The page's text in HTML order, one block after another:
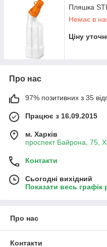
Пляшка
Немає в
Ціну
Про нас
97% позитивних з 35
Працює з 16.09.2015
м. Харків
проспект Байрона, 75,
Контакти
Сьогодні вихідний
Показати весь графік
Про нас
Контакти